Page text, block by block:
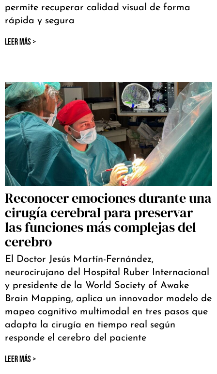
permite recuperar calidad visual de forma
rápida y segura
LEER MÁS >
Reconocer emociones durante una
cirugía cerebral para preservar
las funciones más complejas del
cerebro
El Doctor Jesús Martín-Fernández,
neurocirujano del Hospital Ruber Internacional
y presidente de la World Society of Awake
Brain Mapping, aplica un innovador modelo de
mapeo cognitivo multimodal en tres pasos que
adapta la cirugía en tiempo real según
responde el cerebro del paciente
LEER MÁS >